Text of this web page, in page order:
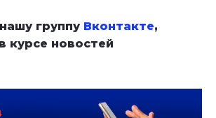
группу Вконтакте,
курсе новостей